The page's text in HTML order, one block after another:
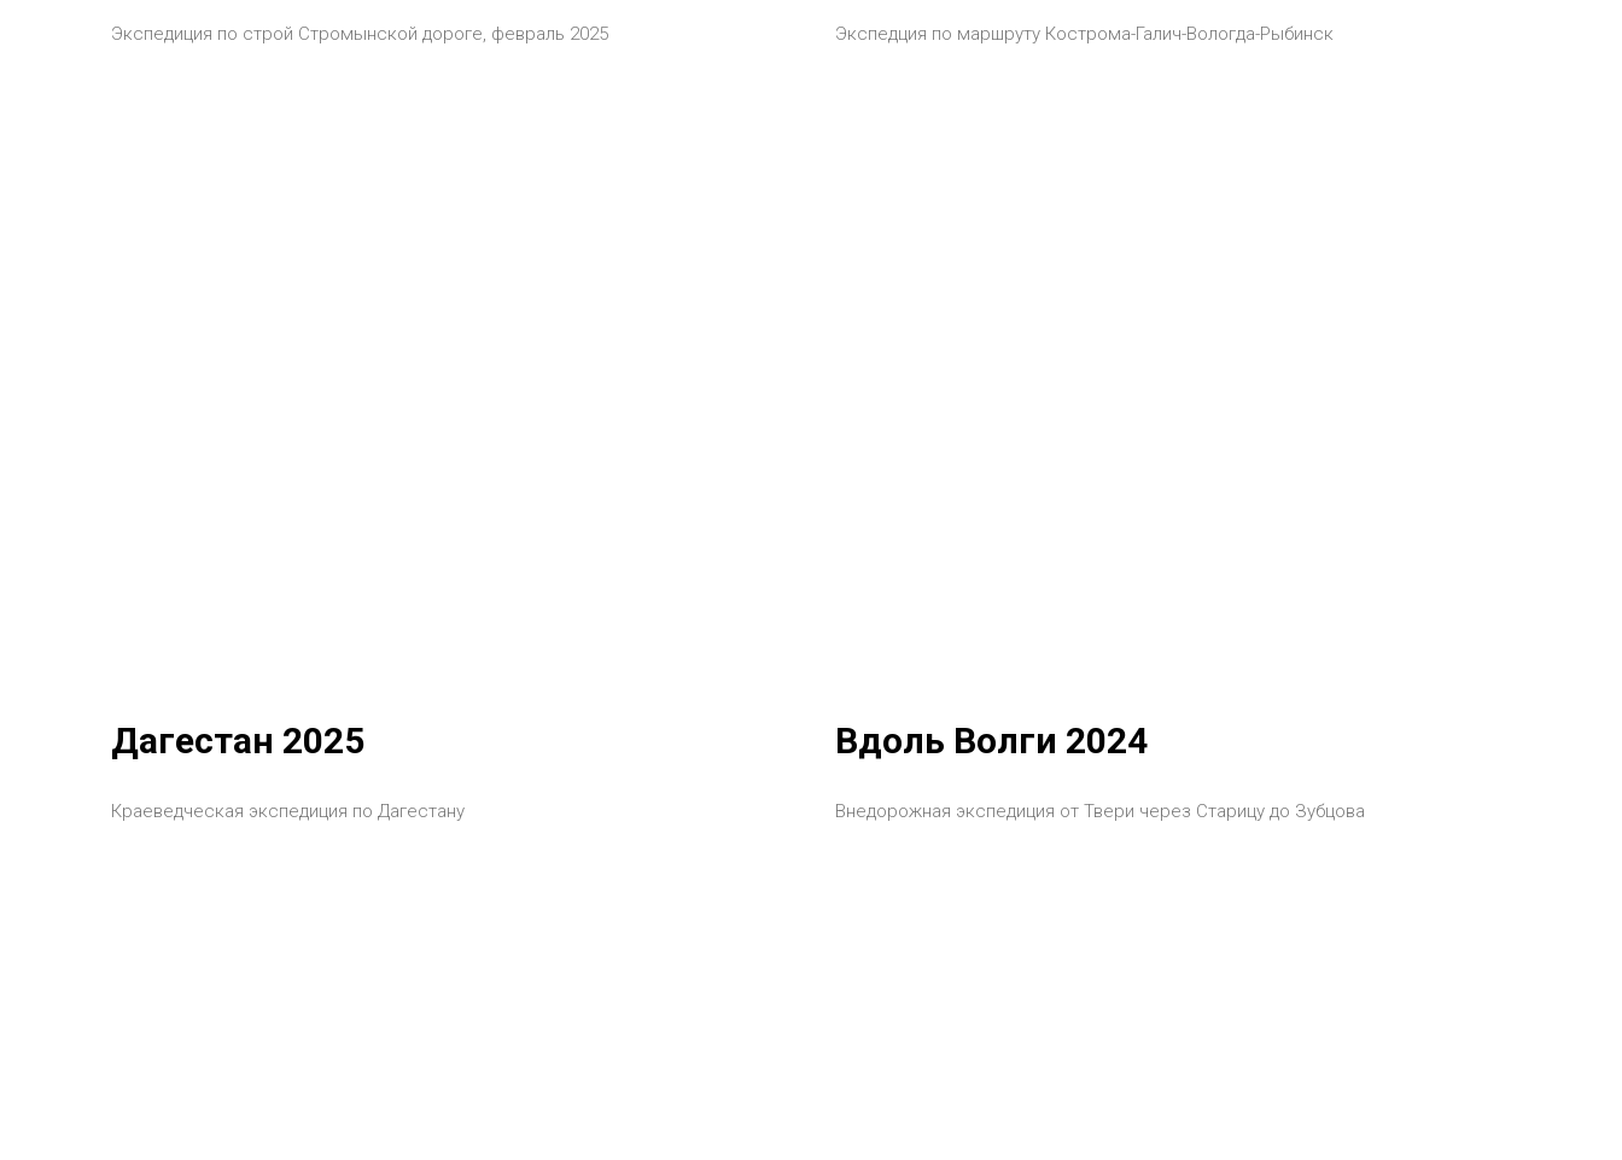
Экспедиция по строй Стромынской дороге, февраль 2025 Экспедция по маршруту Кострома-Галич-Вологда-Рыбинск
Дагестан 2025
Краеведческая экспедиция по Дагестану
Вдоль Волги 2024
Внедорожная экспедиция от Твери через Старицу до Зубцова